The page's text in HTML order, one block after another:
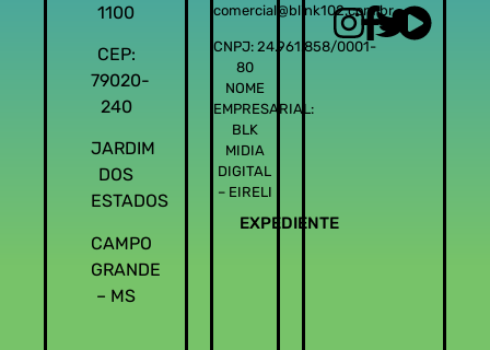
1100
CEP:
79020-
240
JARDIM
DOS
ESTADOS
CAMPO
GRANDE
– MS
comercial@blink102.com.br
CNPJ: 24.961.858/0001-
80
NOME
EMPRESARIAL:
BLK
MIDIA
DIGITAL
– EIRELI
EXPEDIENTE